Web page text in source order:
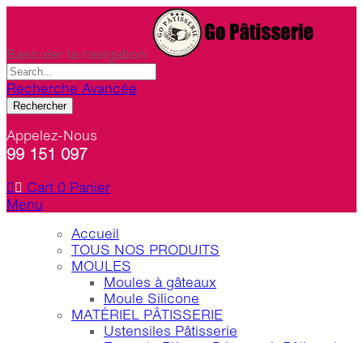
Basculer la navigation
Recherche Avancée
Rechercher
Appelez-Nous
99 151 097
Cart 0 Panier
Menu
Accueil
TOUS NOS PRODUITS
MOULES
Moules à gâteaux
Moule Silicone
MATÉRIEL PÂTISSERIE
Ustensiles Pâtisserie